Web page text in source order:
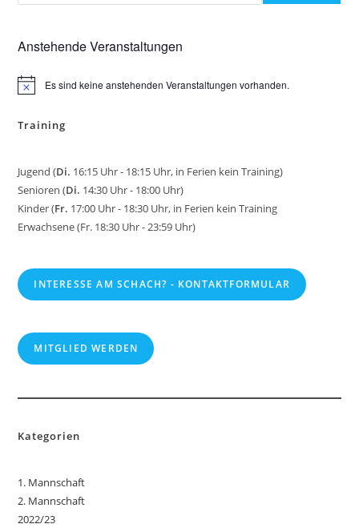
Anstehende Veranstaltungen
H
w
s
Es sind keine anstehenden Veranstaltungen vorhanden.
Training
Jugend (Di. 16:15 Uhr - 18:15 Uhr, in Ferien kein Training)
Senioren (Di. 14:30 Uhr - 18:00 Uhr)
Kinder (Fr. 17:00 Uhr - 18:30 Uhr, in Ferien kein Training
Erwachsene (Fr. 18:30 Uhr - 23:59 Uhr)
INTERESSE AM SCHACH? - KONTAKTFORMULAR
MITGLIED WERDEN
Kategorien
1. Mannschaft
2. Mannschaft
2022/23